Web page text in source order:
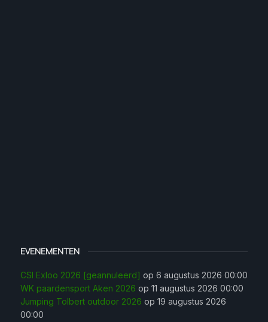
EVENEMENTEN
CSI Exloo 2026 [geannuleerd] op 6 augustus 2026 00:00
WK paardensport Aken 2026 op 11 augustus 2026 00:00
Jumping Tolbert outdoor 2026 op 19 augustus 2026
00:00